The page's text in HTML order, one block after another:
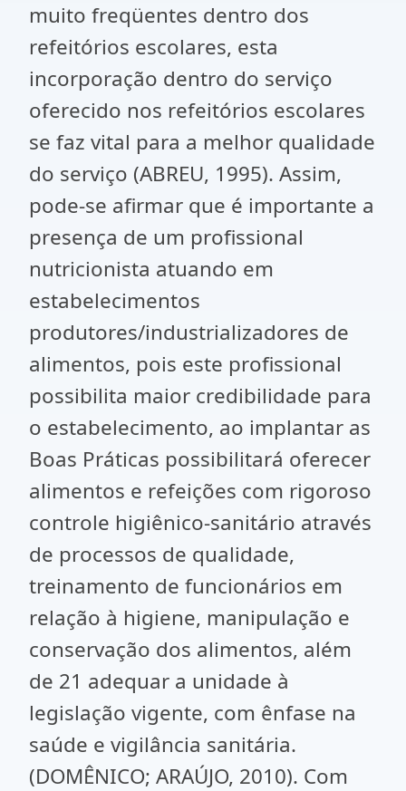
muito freqüentes dentro dos
refeitórios escolares, esta
incorporação dentro do serviço
oferecido nos refeitórios escolares
se faz vital para a melhor qualidade
do serviço (ABREU, 1995). Assim,
pode-se afirmar que é importante a
presença de um profissional
nutricionista atuando em
estabelecimentos
produtores/industrializadores de
alimentos, pois este profissional
possibilita maior credibilidade para
o estabelecimento, ao implantar as
Boas Práticas possibilitará oferecer
alimentos e refeições com rigoroso
controle higiênico-sanitário através
de processos de qualidade,
treinamento de funcionários em
relação à higiene, manipulação e
conservação dos alimentos, além
de 21 adequar a unidade à
legislação vigente, com ênfase na
saúde e vigilância sanitária.
(DOMÊNICO; ARAÚJO, 2010). Com